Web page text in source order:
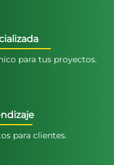
para tus proyectos.
para clientes.